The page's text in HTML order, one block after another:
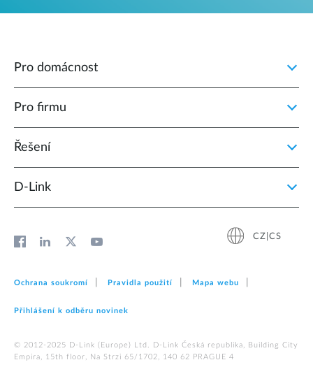
Pro domácnost
Pro firmu
Řešení
D‑Link
CZ|CS
Ochrana soukromí Pravidla použití Mapa webu
Přihlášení k odběru novinek
© 2012‑2025 D‑Link (Europe) Ltd. D-Link Česká republika, Building City
Empira, 15th floor, Na Strzi 65/1702, 140 62 PRAGUE 4